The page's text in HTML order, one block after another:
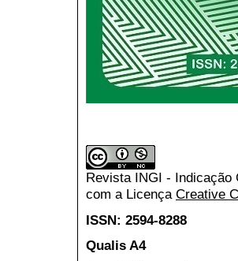
Revista INGI - Indicação
com a Licença Creative
ISSN: 2594-8288
Qualis A4